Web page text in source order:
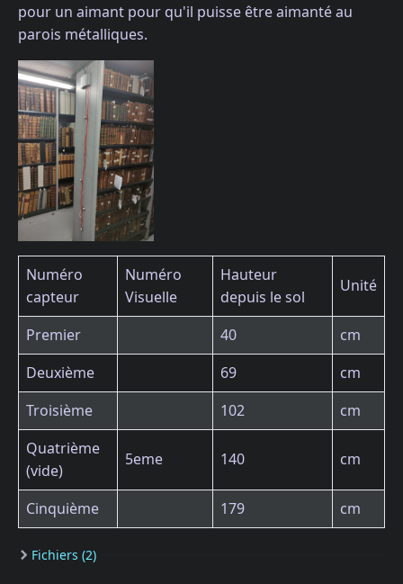
pour un aimant pour qu'il puisse être aimanté au
parois métalliques.
Numéro
capteur
Numéro
Visuelle
Hauteur
depuis le sol
Unité
Premier 40
cm
Deuxième
69
cm
Troisième
102
cm
Quatrième
(vide)
5eme 140 cm
Cinquième 179 cm
Fichiers (2)